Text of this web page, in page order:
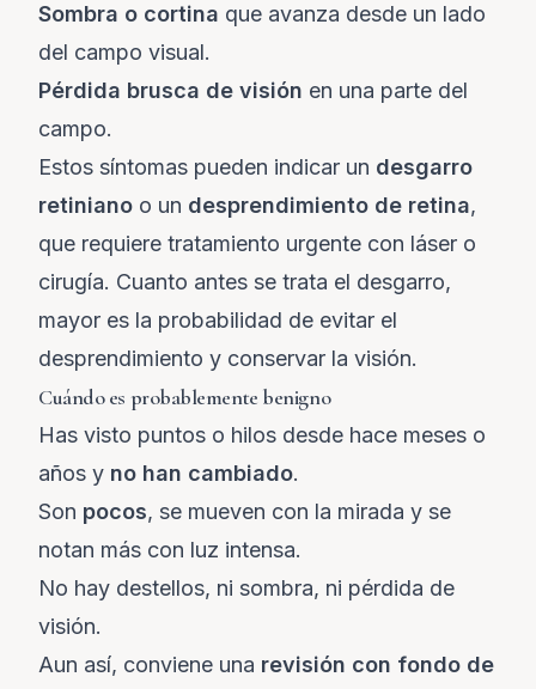
Sombra o cortina que avanza desde un lado
del campo visual.
Pérdida brusca de visión en una parte del
campo.
Estos síntomas pueden indicar un desgarro
retiniano o un desprendimiento de retina,
que requiere tratamiento urgente con láser o
cirugía. Cuanto antes se trata el desgarro,
mayor es la probabilidad de evitar el
desprendimiento y conservar la visión.
Cuándo es probablemente benigno
Has visto puntos o hilos desde hace meses o
años y no han cambiado.
Son pocos, se mueven con la mirada y se
notan más con luz intensa.
No hay destellos, ni sombra, ni pérdida de
visión.
Aun así, conviene una revisión con fondo de